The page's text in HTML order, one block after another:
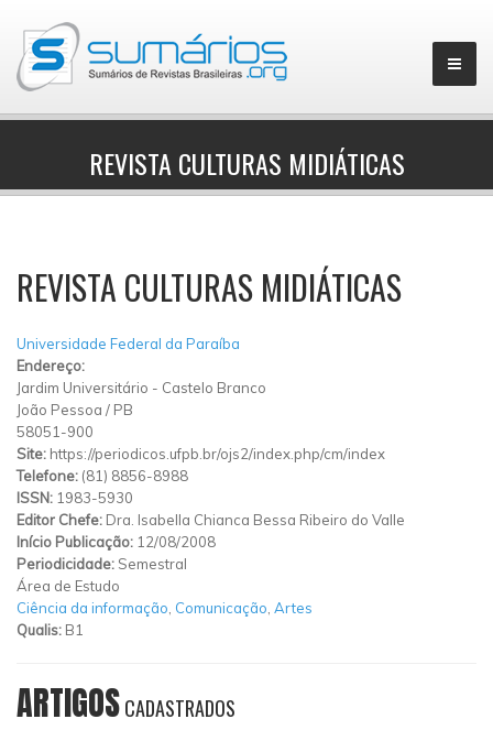
▼
REVISTA CULTURAS MIDIÁTICAS
REVISTA CULTURAS MIDIÁTICAS
Universidade Federal da Paraíba
Endereço:
Jardim Universitário - Castelo Branco
João Pessoa / PB
58051-900
Site: https://periodicos.ufpb.br/ojs2/index.php/cm/index
Telefone: (81) 8856-8988
ISSN: 1983-5930
Editor Chefe: Dra. Isabella Chianca Bessa Ribeiro do Valle
Início Publicação: 12/08/2008
Periodicidade: Semestral
Área de Estudo
Ciência da informação Comunicação Artes
Qualis: B1
ARTIGOSCADASTRADOS